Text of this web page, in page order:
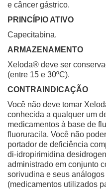
e câncer gástrico.
PRINCÍPIO ATIVO
Capecitabina.
ARMAZENAMENTO
Xeloda® deve ser
(entre 15 e 30ºC).
CONTRAINDICAÇÃO
Você não deve tomar
conhecida a qualquer um
medicamentos à base de
fluoruracila. Você não
portador de deficiência
di-idropirimidina
administrado em conjunto
sorivudina e seus
(medicamentos utilizados